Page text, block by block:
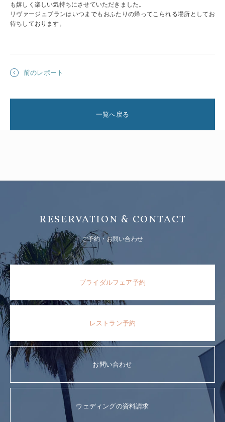
も嬉しく楽しい気持ちにさせていただきました。
リヴァージュブランはいつまでもおふたりの帰ってこられる場所としてお
待ちしております。
前のレポート
一覧へ戻る
RESERVATION & CONTACT
ご予約・お問い合わせ
ブライダルフェア予約
レストラン予約
お問い合わせ
ウェディングの資料請求